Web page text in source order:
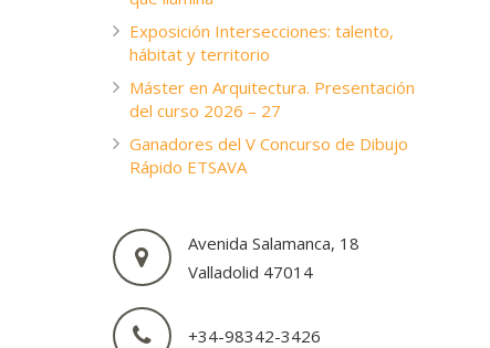
Exposición Intersecciones: talento,
hábitat y territorio
Máster en Arquitectura. Presentación
del curso 2026 – 27
Ganadores del V Concurso de Dibujo
Rápido ETSAVA
Avenida Salamanca, 18
Valladolid 47014
+34-98342-3426